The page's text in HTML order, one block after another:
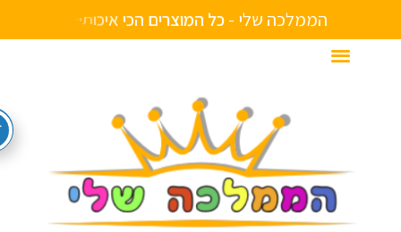
הממלכה שלי -כל המוצריםהכי איכותיים